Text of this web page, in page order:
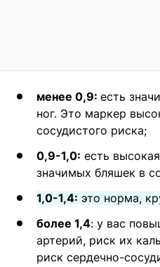
менее 0,9: есть
ног. Это маркер
сосудистого риска;
0,9-1,0: есть
значимых бляшек в
1,0-1,4: это норма,
более 1,4: у вас
артерий, риск их
риск сердечно-